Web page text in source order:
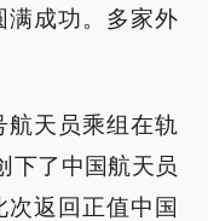
满成功。多家外
航天员乘组在轨
下了中国航天员
返回正值中国